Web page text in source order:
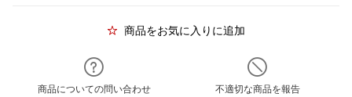
商品をお気に入りに追加
商品についての問い合わせ 不適切な商品を報告